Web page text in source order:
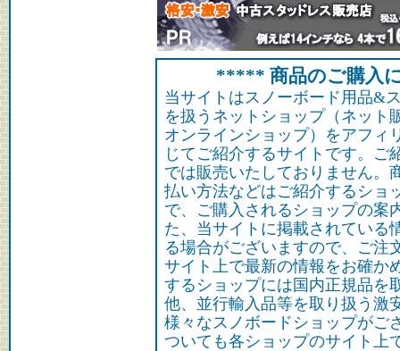
***** 商品のご購入
当サイトはスノーボード用品&
を扱うネットショップ（ネット
オンラインショップ）をアフィ
じてご紹介するサイトです。ご
では販売いたしておりません。
払い方法などはご紹介するショ
で、ご購入されるショップの案
た、当サイトに掲載されている
る場合がございますので、ご注
サイト上で最新の情報をお確か
するショップには国内正規品を
他、並行輸入品等を取り扱う激
様々なスノボードショップがご
ついても各ショップのサイト上